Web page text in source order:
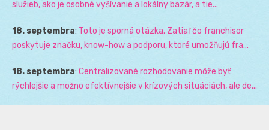
služieb, ako je osobné vyšívanie a lokálny bazár, a tie...
18. septembra: Toto je sporná otázka. Zatiaľ čo franchisor
poskytuje značku, know-how a podporu, ktoré umožňujú fra...
18. septembra: Centralizované rozhodovanie môže byť
rýchlejšie a možno efektívnejšie v krízových situáciách, ale de...